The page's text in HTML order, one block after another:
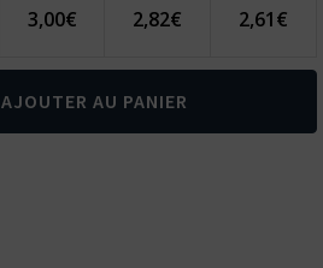
3,00€ 2,82€ 2,61€
AJOUTER AU PANIER